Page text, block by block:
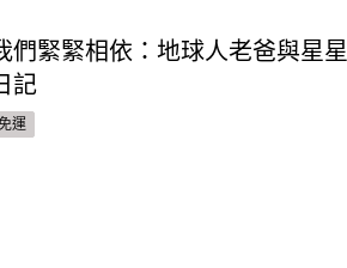
們緊緊相依：地球人老爸與星
記
運